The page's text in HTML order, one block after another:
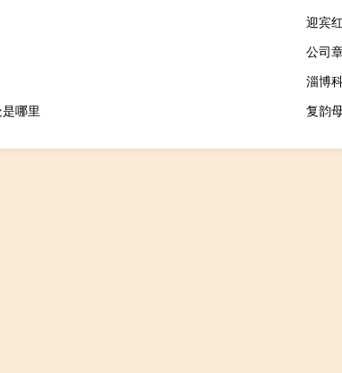
迎宾
公司
淄博
哪里
复韵